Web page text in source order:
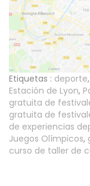
Etiquetas : deporte,
Estación de Lyon,
gratuita de
gratuita de
de experiencias
Juegos Olímpicos,
curso de taller de